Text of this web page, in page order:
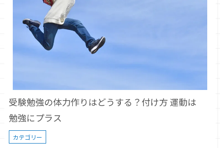
受験勉強の体力作りはどうする？付け方 運動は
勉強にプラス
カテゴリー